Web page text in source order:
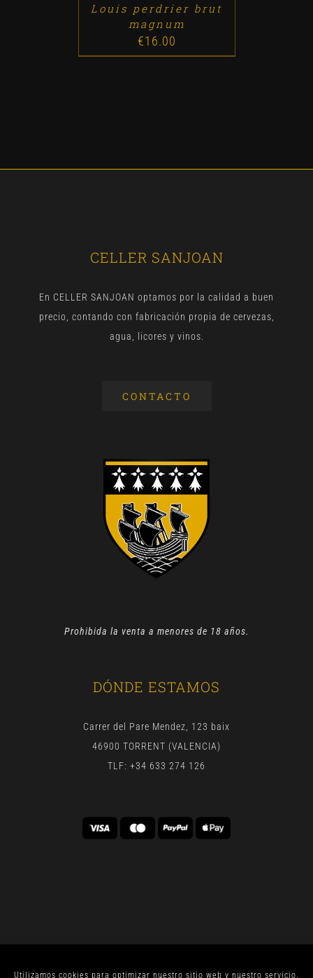
Utilizamos cookies para optimizar nuestro sitio web y nuestro servicio.
Louis perdrier brut
magnum
€16.00
CELLER SANJOAN
En CELLER SANJOAN optamos por la calidad a buen
precio, contando con fabricación propia de cervezas,
agua, licores y vinos.
CONTACTO
Prohibida la venta a menores de 18 años.
DÓNDE ESTAMOS
Carrer del Pare Mendez, 123 baix
46900 TORRENT (VALENCIA)
TLF: +34 633 274 126